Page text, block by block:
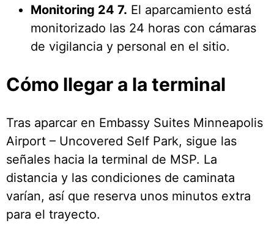
Monitoring 24 7. El aparcamiento está
monitorizado las 24 horas con cámaras
de vigilancia y personal en el sitio.
Cómo llegar a la terminal
Tras aparcar en Embassy Suites Minneapolis
Airport – Uncovered Self Park, sigue las
señales hacia la terminal de MSP. La
distancia y las condiciones de caminata
varían, así que reserva unos minutos extra
para el trayecto.